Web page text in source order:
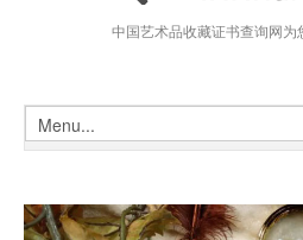
中国艺术品收藏证书查询网